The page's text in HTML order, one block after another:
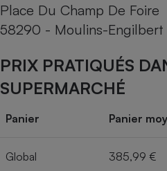
Place Du Champ De Foire
58290 - Moulins-Engilbert
PRIX PRATIQUÉS
SUPERMARCHÉ
Panier Panier
Global 385,99 €